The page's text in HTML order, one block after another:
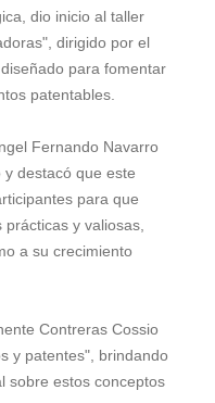
dio inicio al taller
dirigido por el
para fomentar
patentables.
Fernando Navarro
destacó que este
para que
y valiosas,
a su crecimiento
Contreras Cossio
y patentes", brindando
sobre estos conceptos